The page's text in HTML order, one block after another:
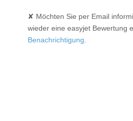
✘ Möchten Sie per Email
wieder eine easyjet Bewertung
Benachrichtigung